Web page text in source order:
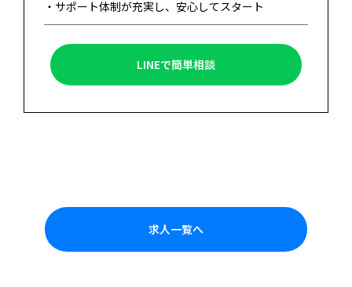
・サポート体制が充実し、安心してスタート
LINEで簡単相談
求人一覧へ